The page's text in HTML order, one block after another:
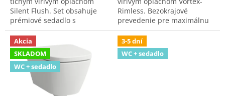
Silent Flush. Set obsahuje
prémiové sedadlo s
plynulým spomaľovaním pre
maximálny komfort a čistotu.
Rimless. Bezokrajové
prevedenie pre maximálnu
hygienu, moderný dizajn a
jednoduchú údržbu.
Akcia
SKLADOM
WC + sedadlo
3-5 dní
WC + sedadlo